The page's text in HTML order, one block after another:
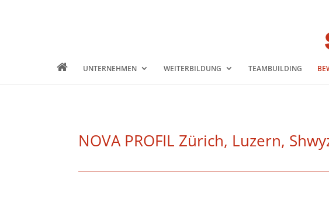
UNTERNEHMEN WEITERBILDUNG TEAMBUILDING
NOVA PROFIL Zürich, Luzern,